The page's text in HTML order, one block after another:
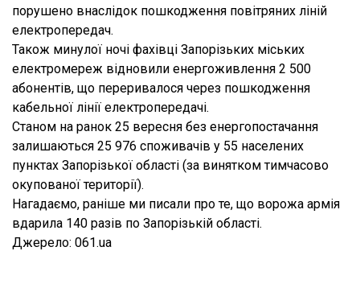
порушено внаслідок пошкодження повітряних ліній
електропередач.
Також минулої ночі фахівці Запорізьких міських
електромереж відновили енергоживлення 2 500
абонентів, що переривалося через пошкодження
кабельної лінії електропередачі.
Станом на ранок 25 вересня без енергопостачання
залишаються 25 976 споживачів у 55 населених
пунктах Запорізької області (за винятком тимчасово
окупованої території).
Нагадаємо, раніше ми писали про те, що ворожа армія
вдарила 140 разів по Запорізькій області.
Джерело: 061.ua